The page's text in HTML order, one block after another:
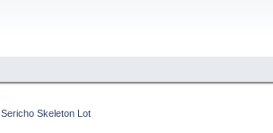
Sericho Skeleton Lot